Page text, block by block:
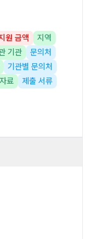
원 금액
지역
기관
문의처
기관별 문의처
료 제출 서류